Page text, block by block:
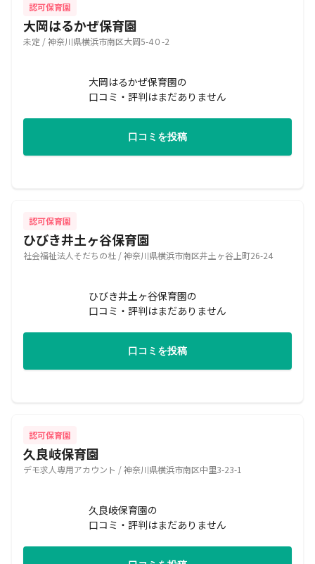
認可保育園
大岡はるかぜ保育園
未定 / 神奈川県横浜市南区大岡5-4０-2
大岡はるかぜ保育園の
口コミ・評判はまだありません
口コミを投稿
認可保育園
ひびき井土ヶ谷保育園
社会福祉法人そだちの杜 / 神奈川県横浜市南区井土ヶ谷上町26-24
ひびき井土ヶ谷保育園の
口コミ・評判はまだありません
口コミを投稿
認可保育園
久良岐保育園
デモ求人専用アカウント / 神奈川県横浜市南区中里3-23-1
久良岐保育園の
口コミ・評判はまだありません